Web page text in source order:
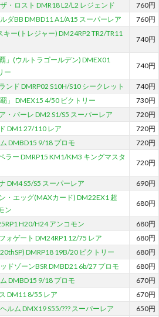
・ロスト DMR18 L2/L2 レジェンド
760円
ダBB DMBD11 A1/A15 スーパーレア 760円
キー(トレジャー) DM24RP2 TR2/TR11
740円
」(ウルトラゴールデン) DMEX01
ー
740円
ンド DMRP02 S10H/S10 シークレット
740円
」 DMEX15 4/50 ビクトリー
730円
・バーレ DM2 S1/S5 スーパーレア
720円
DM1 27/110 レア
720円
DMBD15 9/18 プロモ 720円
ラー DMRP15 KM1/KM3 キングマスタ
720円
DM4 S5/S5 スーパーレア 690円
・エッグ(MAXカード) DM22EX1 超
ン
680円
H20/H24 アンコモン
680円
ォゲート DM24RP1 12/75 レア
680円
DMRP18 19B/20 ビクトリー
680円
ドゾーンBSR DMBD21 6b/27 プロモ
680円
DMBD15 9/18 プロモ
670円
DM11 8/55 レア
670円
ルム DMX19 S55/??? スーパーレア
650円